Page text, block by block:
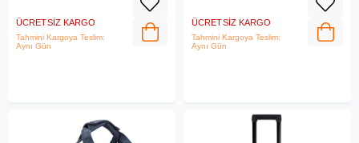
ÜCRETSIZ KARGO
Tahmini Kargoya Teslim:
Aynı Gün
ÜCRETSIZ KARGO
Tahmini Kargoya Teslim:
Aynı Gün